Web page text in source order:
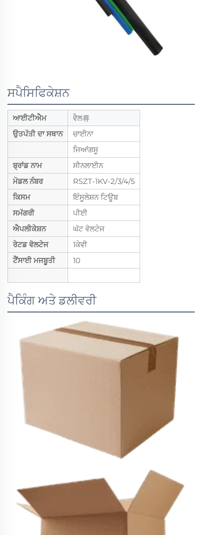
ਸਪੈਸਿਫਿਕੇਸ਼ਨ
ਆਈਟੀਐਮ
ਵੈਲ류
ਉਤਪੱਤੀ ਦਾ ਸਥਾਨ
ਚਾਈਨਾ
ਜਿਆਂਗਸੂ
ਬ੍ਰਾਂਡ ਨਾਮ
ਸੀਨਲਾਈਨ
ਮੋਡਲ ਨੰਬਰ
RSZT-1KV-2/3/4/5
ਕਿਸਮ
ਇੰਸੂਲੇਸ਼ਨ ਟਿਊਬ
ਸਮੱਗਰੀ
ਪੀਈ
ਐਪਲੀਕੇਸ਼ਨ
ਘੱਟ ਵੋਲਟੇਜ
ਰੇਟਡ ਵੋਲਟੇਜ
1ਕੇਵੀ
ਟੈਂਸਾਈ ਮਜਬੂਤੀ
10
ਪੈਕਿੰਗ ਅਤੇ ਡਲੀਵਰੀ